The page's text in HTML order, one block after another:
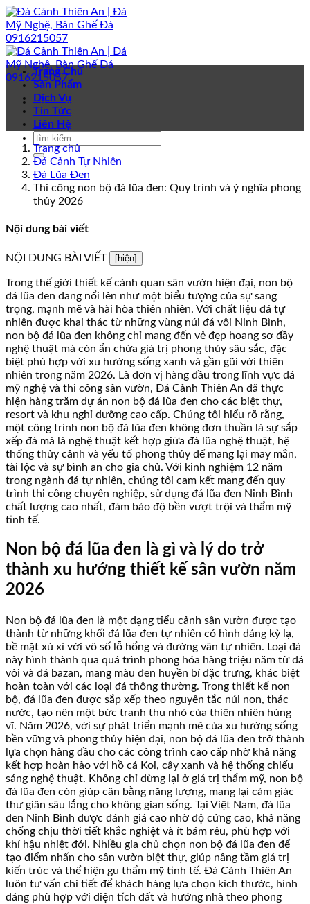
Bỏ
qua
nội
dung
Trang Chủ
Sản Phẩm
Dịch Vụ
Tin Tức
Liên Hệ
Trang chủ
Đá Cảnh Tự Nhiên
Đá Lũa Đen
Thi công non bộ đá lũa đen: Quy trình và ý nghĩa phong
thủy 2026
Nội dung bài viết
NỘI DUNG BÀI VIẾT [hiện]
Trong thế giới thiết kế cảnh quan sân vườn hiện đại, non bộ
đá lũa đen đang nổi lên như một biểu tượng của sự sang
trọng, mạnh mẽ và hài hòa thiên nhiên. Với chất liệu đá tự
nhiên được khai thác từ những vùng núi đá vôi Ninh Bình,
non bộ đá lũa đen không chỉ mang đến vẻ đẹp hoang sơ đầy
nghệ thuật mà còn ẩn chứa giá trị phong thủy sâu sắc, đặc
biệt phù hợp với xu hướng sống xanh và gần gũi với thiên
nhiên trong năm 2026. Là đơn vị hàng đầu trong lĩnh vực đá
mỹ nghệ và thi công sân vườn, Đá Cảnh Thiên An đã thực
hiện hàng trăm dự án non bộ đá lũa đen cho các biệt thự,
resort và khu nghỉ dưỡng cao cấp. Chúng tôi hiểu rõ rằng,
một công trình non bộ đá lũa đen không đơn thuần là sự sắp
xếp đá mà là nghệ thuật kết hợp giữa đá lũa nghệ thuật, hệ
thống thủy cảnh và yếu tố phong thủy để mang lại may mắn,
tài lộc và sự bình an cho gia chủ. Với kinh nghiệm 12 năm
trong ngành đá tự nhiên, chúng tôi cam kết mang đến quy
trình thi công chuyên nghiệp, sử dụng đá lũa đen Ninh Bình
chất lượng cao nhất, đảm bảo độ bền vượt trội và thẩm mỹ
tinh tế.
Non bộ đá lũa đen là gì và lý do trở
thành xu hướng thiết kế sân vườn năm
2026
Non bộ đá lũa đen là một dạng tiểu cảnh sân vườn được tạo
thành từ những khối đá lũa đen tự nhiên có hình dáng kỳ lạ,
bề mặt xù xì với vô số lỗ hổng và đường vân tự nhiên. Loại đá
này hình thành qua quá trình phong hóa hàng triệu năm từ đá
vôi và đá bazan, mang màu đen huyền bí đặc trưng, khác biệt
hoàn toàn với các loại đá thông thường. Trong thiết kế non
bộ, đá lũa đen được sắp xếp theo nguyên tắc núi non, thác
nước, tạo nên một bức tranh thu nhỏ của thiên nhiên hùng
vĩ. Năm 2026, với sự phát triển mạnh mẽ của xu hướng sống
bền vững và phong thủy hiện đại, non bộ đá lũa đen trở thành
lựa chọn hàng đầu cho các công trình cao cấp nhờ khả năng
kết hợp hoàn hảo với hồ cá Koi, cây xanh và hệ thống chiếu
sáng nghệ thuật. Không chỉ dừng lại ở giá trị thẩm mỹ, non bộ
đá lũa đen còn giúp cân bằng năng lượng, mang lại cảm giác
thư giãn sâu lắng cho không gian sống. Tại Việt Nam, đá lũa
đen Ninh Bình được đánh giá cao nhờ độ cứng cao, khả năng
chống chịu thời tiết khắc nghiệt và ít bám rêu, phù hợp với
khí hậu nhiệt đới. Nhiều gia chủ chọn non bộ đá lũa đen để
tạo điểm nhấn cho sân vườn biệt thự, giúp nâng tầm giá trị
kiến trúc và thể hiện gu thẩm mỹ tinh tế. Đá Cảnh Thiên An
luôn tư vấn chi tiết để khách hàng lựa chọn kích thước, hình
dáng phù hợp với diện tích đất và hướng nhà theo phong